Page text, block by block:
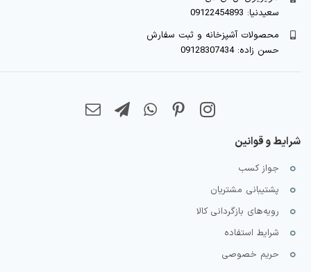
سعیدنیا: 09122454893
محصولات آشپزخانه و ثبت سفارش
حسن زاده: 09128307434
شرایط و قوانین
جواز کسب
پشتیبانی مشتریان
رویه‌های بازگردانی کالا
شرایط استفاده
حریم خصوصی